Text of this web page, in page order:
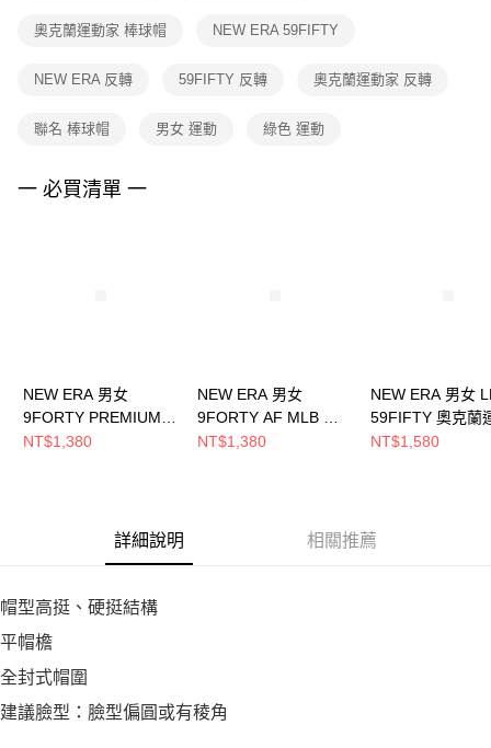
１．透過由恩沛科技股份有限公司提供之「AFTEE先享後付」服務完成之交
權轉讓予恩沛科技股份有限公司。
３．未成年的使用者請事先徵得法定代理人或監護人之同意方可使用
４．使用「AFTEE先享後付」時，將依據個別帳號之用戶狀況，依本公司即
奧克蘭運動家 棒球帽 NEW ERA 59FIFTY
NEW ERA 反轉 59FIFTY 反轉 奧克蘭運動家 反轉
聯名 棒球帽 男女 運動 綠色 運動
一 必買清單 一
NEW ERA 男女
9FORTY PREMIUM
FELT OTC 奧克蘭運動
NT$1,380
NEW ERA 男女
9FORTY AF MLB 反
轉 UPSIDE DOWN 奧
NT$1,380
NEW ERA 男女
59FIFTY 奧克蘭
家 NE70360654
NT$1,580
詳細說明 相關推薦
帽型高挺、硬挺結構
平帽檐
全封式帽圍
建議臉型：臉型偏圓或有稜角